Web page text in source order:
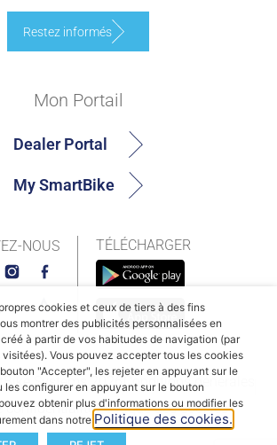
Restez informés
TÉLÉCHARGER
Mon Portail
Dealer Portal
My SmartBike
NOUS
Systems 2026Conditions générales
confidentialitéPolitique des cookies
cookies et ceux de tiers à des fins
montrer des publicités personnalisées en
à partir de vos habitudes de navigation (par
visitées). Vous pouvez accepter tous les cookies
"Accepter", les rejeter en appuyant sur le
les configurer en appuyant sur le bouton
obtenir plus d'informations ou modifier les
dans notre Politique des cookies.